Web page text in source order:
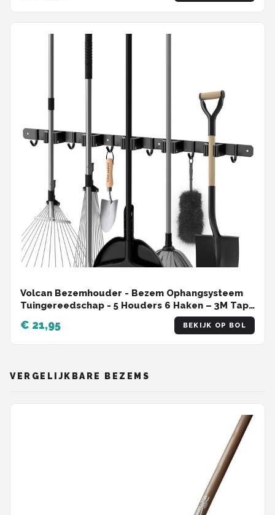
Volcan Bezemhouder - Bezem Ophangsysteem
Tuingereedschap - 5 Houders 6 Haken – 3M Tape
- Gereedschapshouder - RVS Zwart
€ 21,95 BEKIJK OP BOL
VERGELIJKBARE BEZEMS